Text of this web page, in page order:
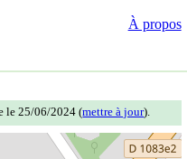
À propos
le 25/06/2024 (mettre à jour).